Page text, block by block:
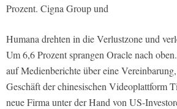
Prozent. Cigna Group und
Humana drehten in die Verlustzone und
Um 6,6 Prozent sprangen Oracle nach
auf Medienberichte über eine
Geschäft der chinesischen Videoplattform
neue Firma unter der Hand von US-